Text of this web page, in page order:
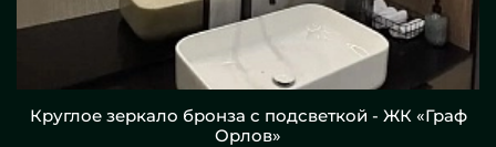
Круглое зеркало бронза с подсветкой - ЖК «Граф
Орлов»